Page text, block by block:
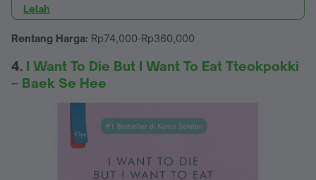
Lelah
Rentang Harga: Rp74,000-Rp360,000
4. I Want To Die But I Want To Eat Tteokpokki
– Baek Se Hee